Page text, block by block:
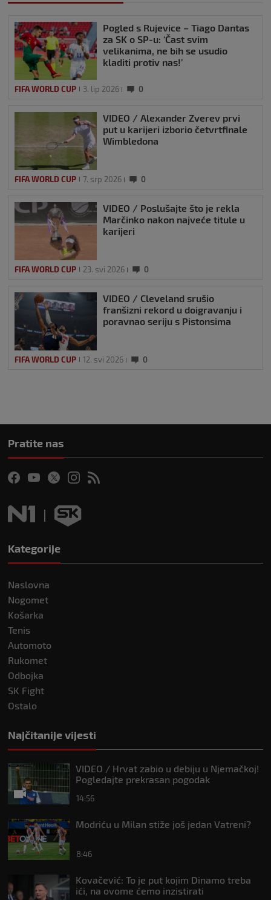
Pogled s Rujevice – Tiago Dantas
za SK o SP-u: ‘Čast svim
velikanima, ne bih se usudio
kladiti protiv nas!’
FIFA WORLD CUP 3. lip 2026 0
VIDEO / Alexander Zverev prvi
put u karijeri izborio četvrtfinale
Wimbledona
FIFA WORLD CUP 7. srp 2026 0
VIDEO / Poslušajte što je rekla
Marčinko nakon najveće titule u
karijeri
FIFA WORLD CUP 23. svi 2026 0
VIDEO / Cleveland srušio
franšizni rekord u doigravanju i
poravnao seriju s Pistonsima
FIFA WORLD CUP 12. svi 2026 0
Pratite nas
Kategorije
Naslovna
Nogomet
Košarka
Tenis
Automoto
Rukomet
Odbojka
SK Fight
Ostalo
Najčitanije vijesti
VIDEO / Hrvat zabio u debiju u Njemačkoj!
Pogledajte prekrasan pogodak
14:56
Modriću u Milan stiže još jedan Vatreni?
8:46
Kovačević: To je put kojim Dinamo treba
ići, na ovome ćemo inzistirati